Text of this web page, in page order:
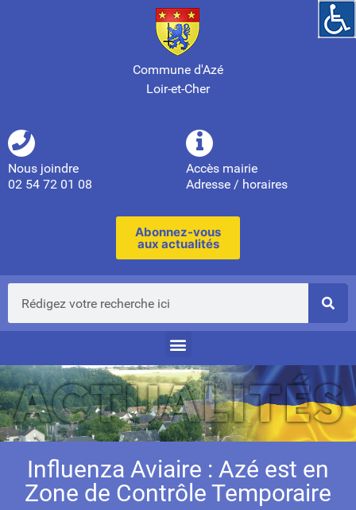
Commune d'Azé
Loir-et-Cher
Nous joindre
02 54 72 01 08
Accès mairie
Adresse / horaires
Abonnez-vous
aux actualités
Influenza Aviaire : Azé est en
Zone de Contrôle Temporaire